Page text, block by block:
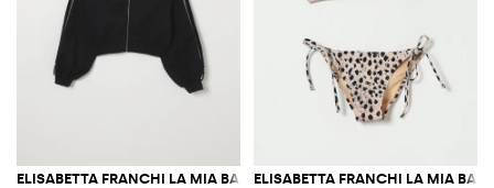
ELISABETTA FRANCHI LA MIA BAMBINAELISABETTA FRANCHI LA MIA